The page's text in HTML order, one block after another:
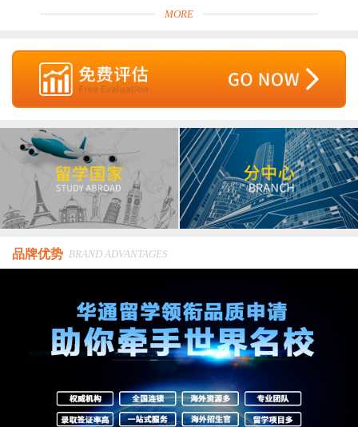
MORE
品牌优势 BRAND ADVANTAGES